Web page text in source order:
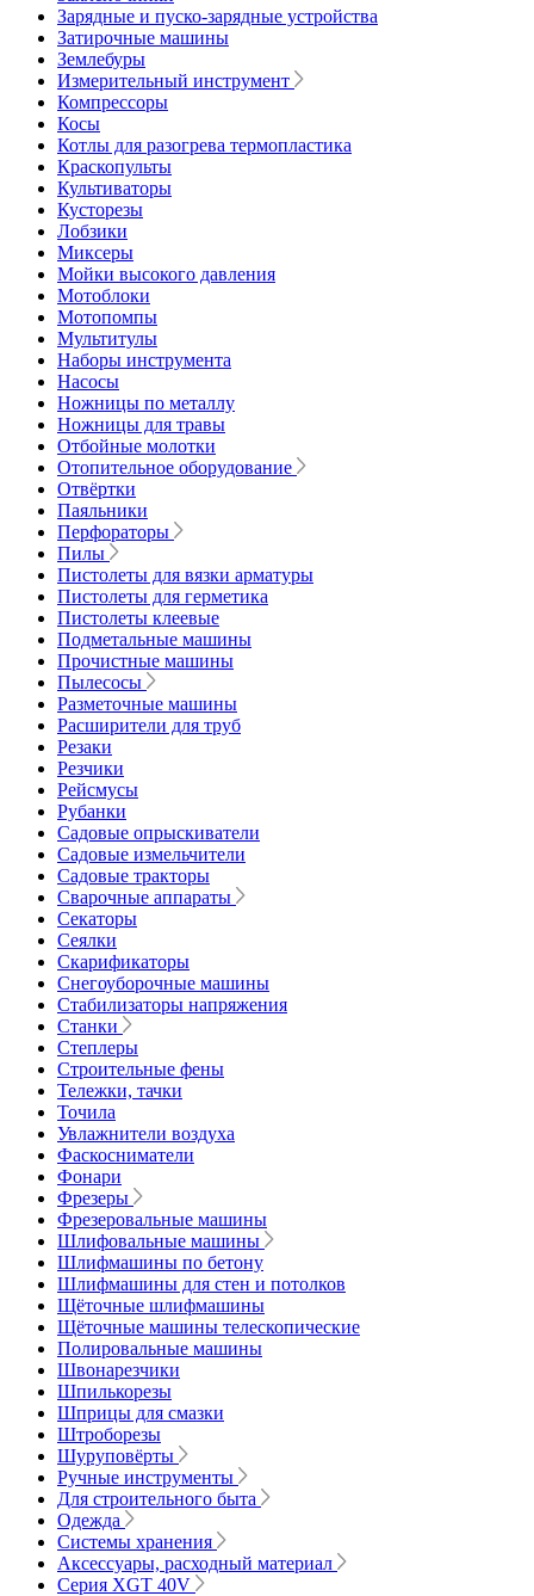
Зарядные и пуско-зарядные устройства
Затирочные машины
Землебуры
Измерительный инструмент
Компрессоры
Косы
Котлы для разогрева термопластика
Краскопульты
Культиваторы
Кусторезы
Лобзики
Миксеры
Мойки высокого давления
Мотоблоки
Мотопомпы
Мультитулы
Наборы инструмента
Насосы
Ножницы по металлу
Ножницы для травы
Отбойные молотки
Отопительное оборудование
Отвёртки
Паяльники
Перфораторы
Пилы
Пистолеты для вязки арматуры
Пистолеты для герметика
Пистолеты клеевые
Подметальные машины
Прочистные машины
Пылесосы
Разметочные машины
Расширители для труб
Резаки
Резчики
Рейсмусы
Рубанки
Садовые опрыскиватели
Садовые измельчители
Садовые тракторы
Сварочные аппараты
Секаторы
Сеялки
Скарификаторы
Снегоуборочные машины
Стабилизаторы напряжения
Станки
Степлеры
Строительные фены
Тележки, тачки
Точила
Увлажнители воздуха
Фаскосниматели
Фонари
Фрезеры
Фрезеровальные машины
Шлифовальные машины
Шлифмашины по бетону
Шлифмашины для стен и потолков
Щёточные шлифмашины
Щёточные машины телескопические
Полировальные машины
Швонарезчики
Шпилькорезы
Шприцы для смазки
Штроборезы
Шуруповёрты
Ручные инструменты
Для строительного быта
Одежда
Системы хранения
Аксессуары, расходный материал
Серия XGT 40V